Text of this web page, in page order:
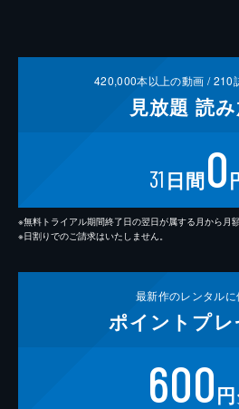
420,000本以上の動画 /210
見放題 読
31 日間0
※無料トライアル期間終了日の翌日が属する月から月
※日割りでのご請求はいたしません。
最新作のレンタルに
ポイント プレ
600